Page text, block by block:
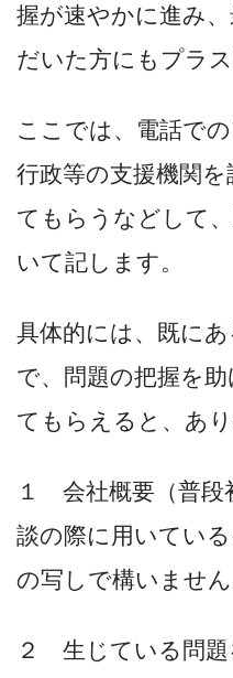
握が速やかに進み
だいた方にもプラ
ここでは、電話で
行政等の支援機関
てもらうなどして
いて記します。
具体的には、既に
で、問題の把握を
てもらえると、あ
１ 会社概要（普段
談の際に用いてい
の写しで構いません
２ 生じている問題